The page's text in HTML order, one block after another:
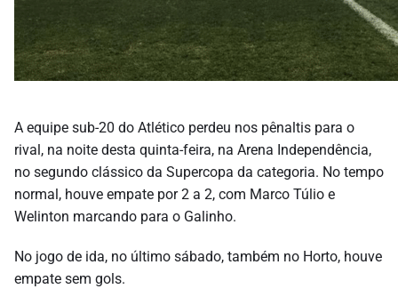
A equipe sub-20 do Atlético perdeu nos pênaltis para o
rival, na noite desta quinta-feira, na Arena Independência,
no segundo clássico da Supercopa da categoria. No tempo
normal, houve empate por 2 a 2, com Marco Túlio e
Welinton marcando para o Galinho.
No jogo de ida, no último sábado, também no Horto, houve
empate sem gols.